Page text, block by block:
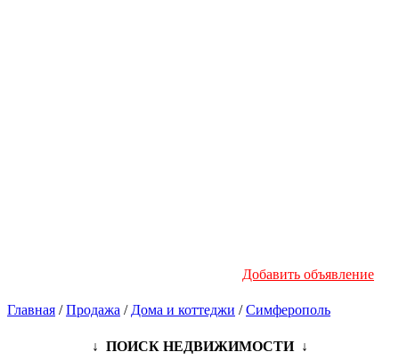
Добавить объявление
Главная /Продажа / Дома и коттеджи /Симферополь
↓ ПОИСК НЕДВИЖИМОСТИ ↓